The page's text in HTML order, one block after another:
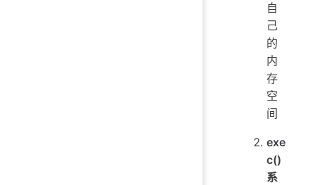
自
己
的
内
存
空
间
exe
c()
系